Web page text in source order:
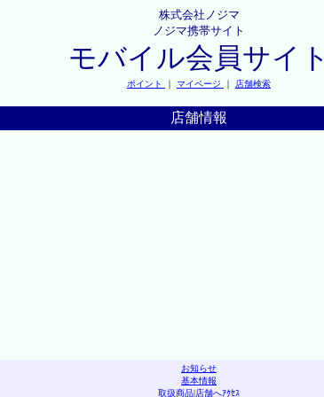
株式会社ノジマ
ノジマ携帯サイト
モバイル会員サイト
ポイント ｜ マイページ ｜ 店舗検索
店舗情報
お知らせ
基本情報
取扱商品|店舗へｱｸｾｽ